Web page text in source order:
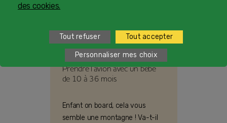
Prendre l’avion avec un bébé
de 10 à 36 mois
Enfant on board, cela vous
semble une montagne ! Va-t-il
des cookies.
Tout refuser Tout accepter
Personnaliser mes choix